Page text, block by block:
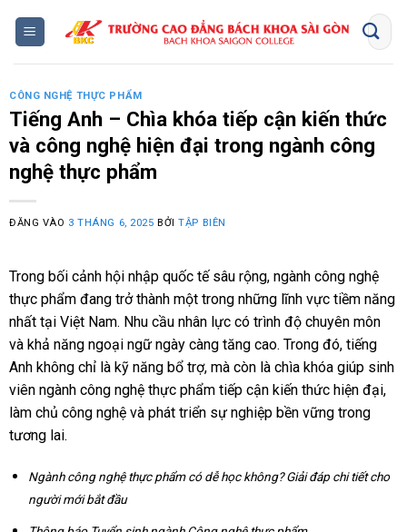
CÔNG NGHỆ THỰC PHẨM
Tiếng Anh – Chìa khóa tiếp cận kiến thức
và công nghệ hiện đại trong ngành công
nghệ thực phẩm
ĐĂNG VÀO 3 THÁNG 6, 2025 BỞITẬP BIÊN
Trong bối cảnh hội nhập quốc tế sâu rộng, ngành công nghệ
thực phẩm đang trở thành một trong những lĩnh vực tiềm năng
nhất tại Việt Nam. Nhu cầu nhân lực có trình độ chuyên môn
và khả năng ngoại ngữ ngày càng tăng cao. Trong đó, tiếng
Anh không chỉ là kỹ năng bổ trợ, mà còn là chìa khóa giúp sinh
viên ngành công nghệ thực phẩm tiếp cận kiến thức hiện đại,
làm chủ công nghệ và phát triển sự nghiệp bền vững trong
tương lai.
Ngành công nghệ thực phẩm có dễ học không? Giải đáp chi tiết cho
người mới bắt đầu